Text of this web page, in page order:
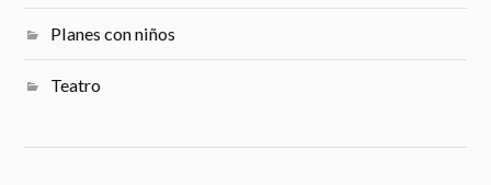
Planes con niños
Teatro